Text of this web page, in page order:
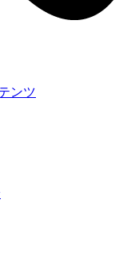
ンツ